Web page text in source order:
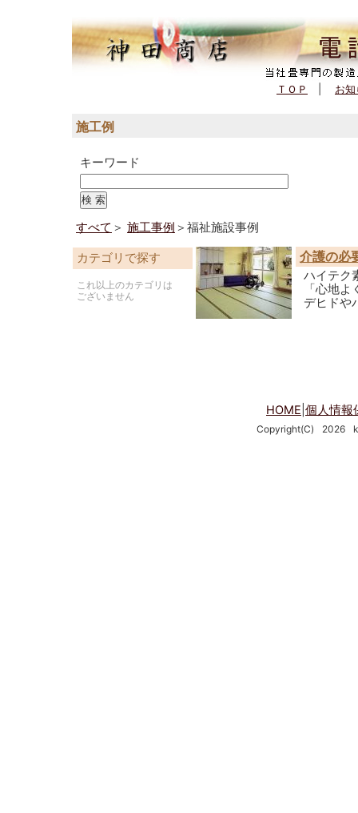
ＴＯＰ お
施工例
キーワード
すべて ＞ 施工事例 ＞福祉施設事例
カテゴリで探す
これ以上のカテゴリは
ございません
介護の必
ハイテク
「心地
デヒドや
HOME 個人情報
Copyright(C) 2026